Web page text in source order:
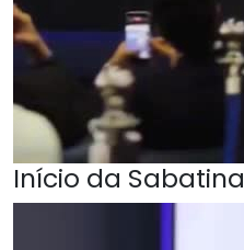
Início da Sabatina